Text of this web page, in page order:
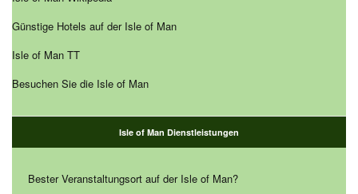
Günstige Hotels auf der Isle of Man
Isle of Man TT
Besuchen Sie die Isle of Man
Isle of Man Dienstleistungen
Bester Veranstaltungsort auf der Isle of Man?